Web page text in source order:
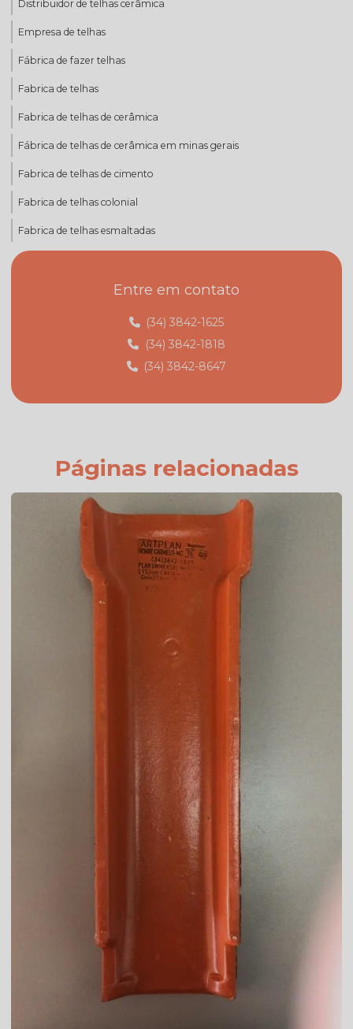
Distribuidor de telhas cerâmica
Empresa de telhas
Fábrica de fazer telhas
Fabrica de telhas
Fabrica de telhas de cerâmica
Fábrica de telhas de cerâmica em minas gerais
Fabrica de telhas de cimento
Fabrica de telhas colonial
Fabrica de telhas esmaltadas
Fabrica de telhas minas gerais
Fábrica de telhas em monte carmelo
Fábrica de telhas em monte carmelo mg
Fabricante de telhas cerâmicas
Fornecedor de telhas colonial
Orçamento de telha de cimento
Preço da telha americana branca esmaltada
Preço da telha americana esmaltada
Preço de telhas americana
Telha americana caramelo
Telha americana esmaltada
Telha americana esmaltada branca
Telha americana esmaltada cinza
Telha americana esmaltada dupla face
Telha americana esmaltada dupla face preço
Telha americana esmaltada lisa
Telha americana esmaltada preço
Entre em contato
(34) 3842-1625
(34) 3842-1818
(34) 3842-8647
Páginas relacionadas